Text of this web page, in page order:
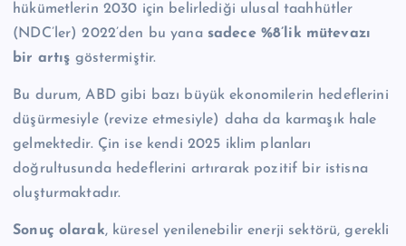
hükümetlerin 2030 için belirlediği ulusal taahhütler
(NDC’ler) 2022’den bu yana sadece %8’lik mütevazı
bir artış göstermiştir.
Bu durum, ABD gibi bazı büyük ekonomilerin hedeflerini
düşürmesiyle (revize etmesiyle) daha da karmaşık hale
gelmektedir. Çin ise kendi 2025 iklim planları
doğrultusunda hedeflerini artırarak pozitif bir istisna
oluşturmaktadır.
Sonuç olarak, küresel yenilenebilir enerji sektörü, gerekli